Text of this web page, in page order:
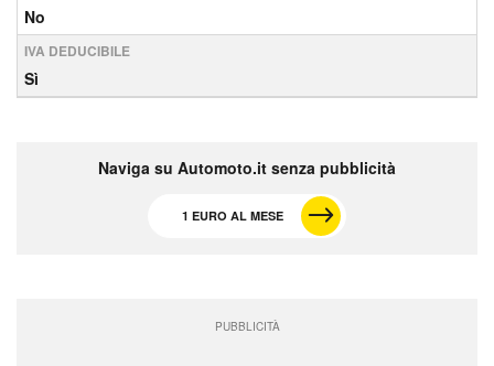
No
IVA DEDUCIBILE
Sì
Naviga su Automoto.it senza pubblicità
1 EURO AL MESE
PUBBLICITÀ